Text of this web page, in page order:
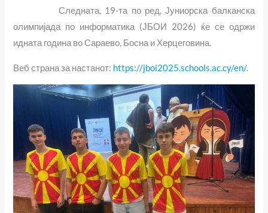
Следната, 19-та по ред, Јуниорска балканска
олимпијада по информатика (ЈБОИ 2026) ќе се одржи
идната година во Сараево, Босна и Херцеговина.
Веб страна за настанот: https://jboi2025.schools.ac.cy/en/.